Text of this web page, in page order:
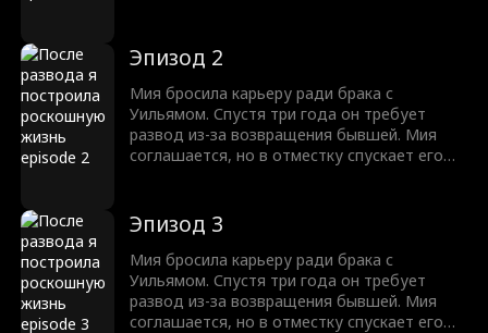
Когда Уильям требует от нее уволиться,
она пускает слух о его домогательствах. В
ходе этих баталий он осознает свои
истинные чувства и решает во что бы то ни
стало вернуть жену!
Эпизод 2
Мия бросила карьеру ради брака с
Уильямом. Спустя три года он требует
развод из-за возвращения бывшей. Мия
соглашается, но в отместку спускает его
Когда Уильям требует от нее уволиться,
она пускает слух о его домогательствах. В
ходе этих баталий он осознает свои
истинные чувства и решает во что бы то ни
стало вернуть жену!
Эпизод 3
Мия бросила карьеру ради брака с
Уильямом. Спустя три года он требует
развод из-за возвращения бывшей. Мия
соглашается, но в отместку спускает его